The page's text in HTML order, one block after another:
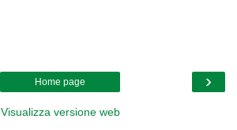
›
Home page
Visualizza versione web